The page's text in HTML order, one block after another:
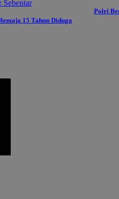
15 Tahun Diduga
Polri